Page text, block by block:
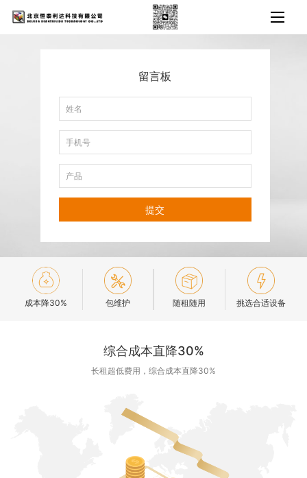
留言板
提交
成本降30% 包维护 随租随用 挑选合适设备
综合成本直降30%
长租超低费用，综合成本直降30%